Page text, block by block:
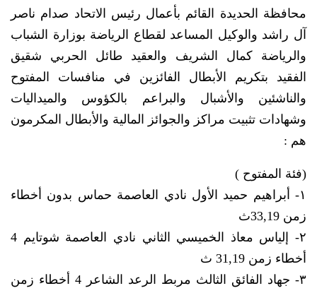
محافظة الحديدة القائم بأعمال رئيس الاتحاد صدام ناصر
آل راشد والوكيل المساعد لقطاع الرياضة بوزارة الشباب
والرياضة كمال الشريف والعقيد طائل الحربي شقيق
الفقيد بتكريم الأبطال الفائزين في منافسات المفتوح
والناشئين والأشبال والبراعم بالكؤوس والميداليات
وشهادات تثبيت مراكز والجوائز المالية والأبطال المكرمون
هم :
(فئة المفتوح )
١- أبراهيم حميد الأول نادي العاصمة حماس بدون أخطاء
زمن 33,19ث
٢- إلياس معاذ الخميسي الثاني نادي العاصمة شوتايم 4
أخطاء زمن 31,19 ث
٣- جهاد الفائق الثالث مربط الرعد الشاعر 4 أخطاء زمن